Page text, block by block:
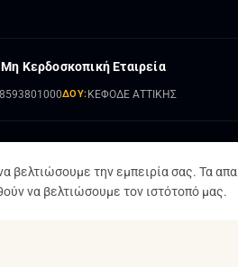
Κερδοσκοπική Εταιρεία
ΔΟΥ: ΚΕΦΟΔΕ ΑΤΤΙΚΗΣ
βελτιώσουμε την εμπειρία σας. Τα
να βελτιώσουμε τον ιστότοπό μας.